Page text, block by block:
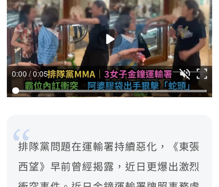
0:00 / 0:05
排隊黨問題在運輸署持續惡化，《東張
西望》早前曾經揭露，近日更爆出激烈